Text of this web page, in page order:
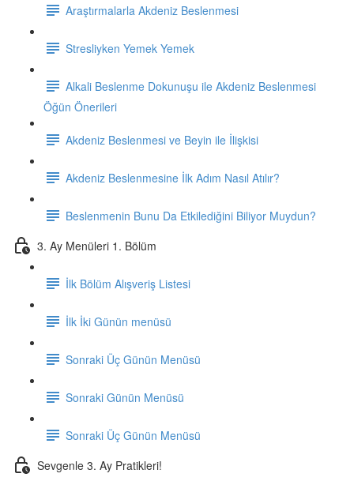
Araştırmalarla Akdeniz Beslenmesi
Stresliyken Yemek Yemek
Alkali Beslenme Dokunuşu ile Akdeniz Beslenmesi
Öğün Önerileri
Akdeniz Beslenmesi ve Beyin ile İlişkisi
Akdeniz Beslenmesine İlk Adım Nasıl Atılır?
Beslenmenin Bunu Da Etkilediğini Biliyor Muydun?
3. Ay Menüleri 1. Bölüm
İlk Bölüm Alışveriş Listesi
İlk İki Günün menüsü
Sonraki Üç Günün Menüsü
Sonraki Günün Menüsü
Sonraki Üç Günün Menüsü
Sevgenle 3. Ay Pratikleri!